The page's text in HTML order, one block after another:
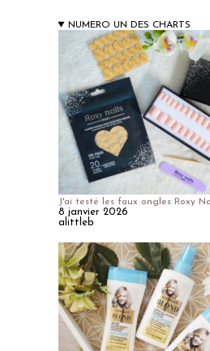
NUMERO UN DES CHARTS
J'ai testé les faux ongles Roxy
8 janvier 2026
alittleb